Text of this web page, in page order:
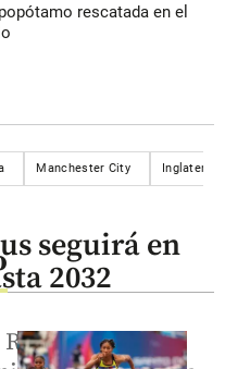
rescatada en el
Manchester City Inglaterra
seguirá en
2032
Madrid y la